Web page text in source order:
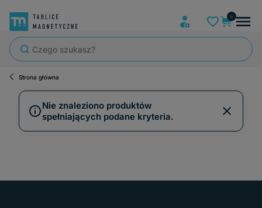
Strona główna
Nie znaleziono produktów
spełniających podane kryteria.